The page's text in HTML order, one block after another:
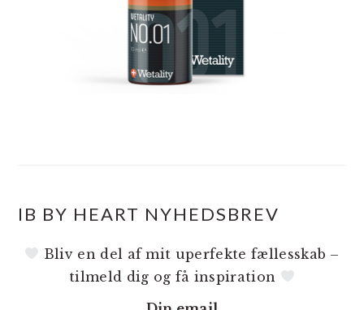
IB BY HEART NYHEDSBREV
Bliv en del af mit uperfekte fællesskab –
tilmeld dig og få inspiration